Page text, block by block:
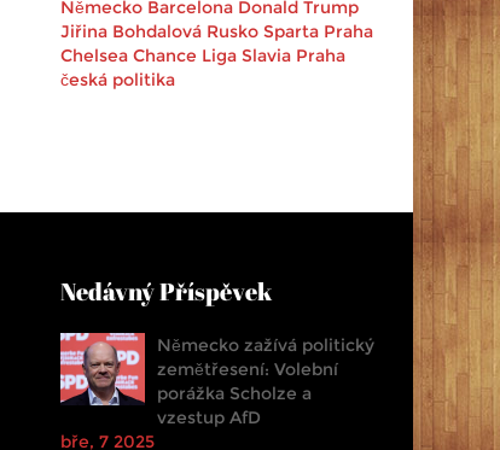
Německo Barcelona Donald Trump
Jiřina Bohdalová Rusko Sparta Praha
Chelsea Chance Liga Slavia Praha
česká politika
Nedávný Příspěvek
Německo zažívá politický
zemětřesení: Volební
porážka Scholze a
vzestup AfD
bře, 7 2025